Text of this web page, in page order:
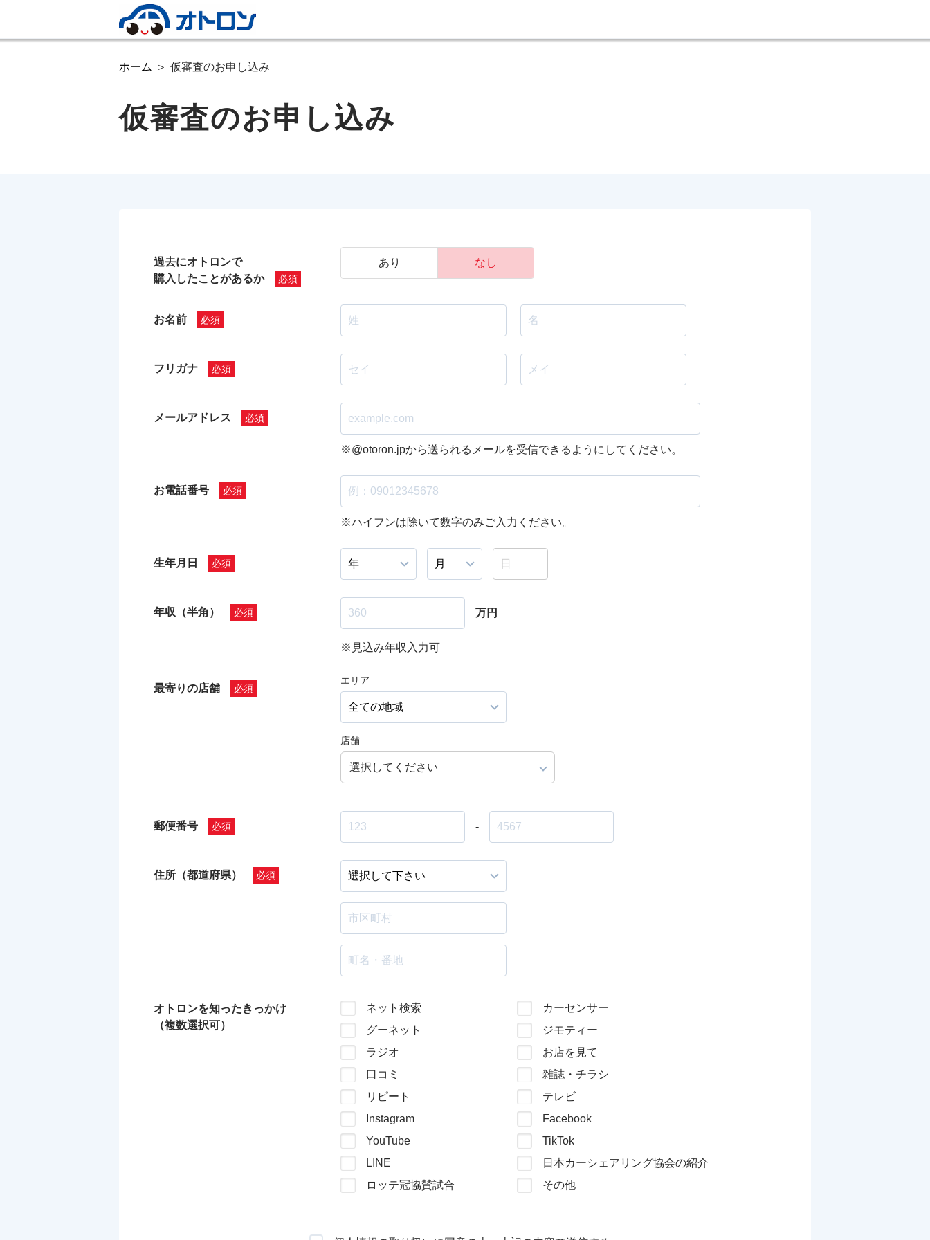
ホーム 仮審査のお申し込み
仮審査のお申し込み
過去にオトロンで
購入したことがあるか
あり なし
お名前
フリガナ
メールアドレス
※@otoron.jpから送られるメールを受信できるようにしてください。
お電話番号
※ハイフンは除いて数字のみご入力ください。
生年月日
年収（半角） 万円
※見込み年収入力可
最寄りの店舗
エリア
店舗
選択してください
郵便番号 -
住所（都道府県）
オトロンを知ったきっかけ
（複数選択可）
ネット検索
カーセンサー
グーネット
ジモティー
ラジオ
お店を見て
口コミ
雑誌・チラシ
リピート
テレビ
Instagram
Facebook
YouTube
TikTok
LINE
日本カーシェアリング協会の紹介
ロッテ冠協賛試合
その他